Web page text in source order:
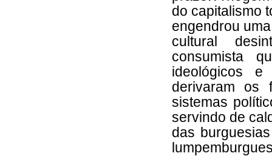
do capitalismo
engendrou
cultural
consumista
ideológicos
derivaram os
sistemas
servindo de
das